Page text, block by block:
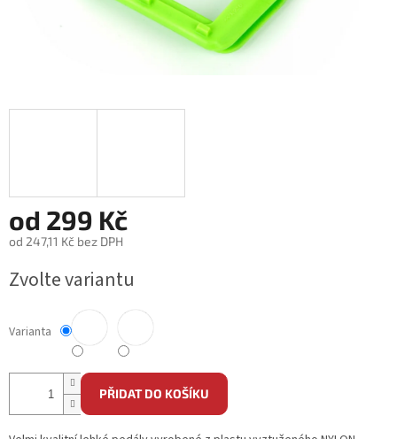
od 299 Kč
od 247,11 Kč bez DPH
cena:
Zvolte variantu
Varianta
PŘIDAT DO KOŠÍKU